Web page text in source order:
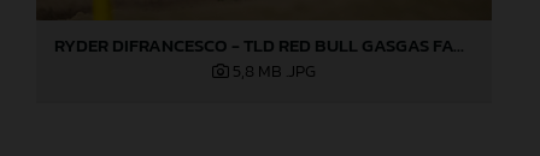
RYDER DIFRANCESCO - TLD RED BULL GASGAS FACTORY RACING - LAS VEGAS
5,8 MB .JPG